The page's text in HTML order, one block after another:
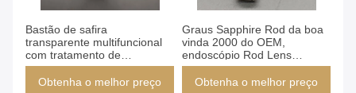
Bastão de safira
transparente multifuncional
com tratamento de
esmerilhamento fino
Obtenha o melhor preço
Graus Sapphire Rod da boa
vinda 2000 do OEM,
endoscópio Rod Lens
Transparent
Obtenha o melhor preço